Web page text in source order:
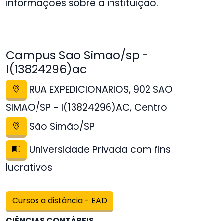
informações sobre a instituição.
Campus Sao Simao/sp -
I(13824296)ac
RUA EXPEDICIONARIOS, 902 SAO
SIMAO/SP - I(13824296)AC, Centro
São Simão/SP
Universidade Privada com fins
lucrativos
Cursos a distância - EAD